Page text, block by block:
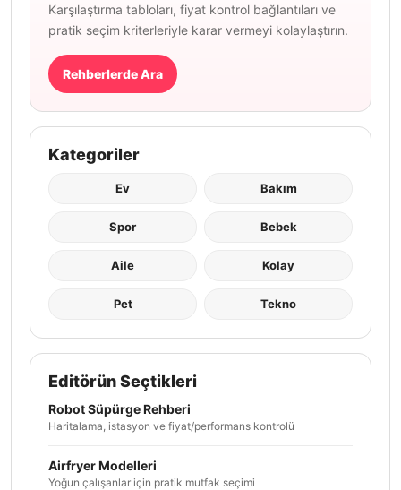
Karşılaştırma tabloları, fiyat kontrol bağlantıları ve
pratik seçim kriterleriyle karar vermeyi kolaylaştırın.
Rehberlerde Ara
Kategoriler
Ev Bakım
Spor Bebek
Aile Kolay
Pet Tekno
Editörün Seçtikleri
Robot Süpürge Rehberi
Haritalama, istasyon ve fiyat/performans kontrolü
Airfryer Modelleri
Yoğun çalışanlar için pratik mutfak seçimi